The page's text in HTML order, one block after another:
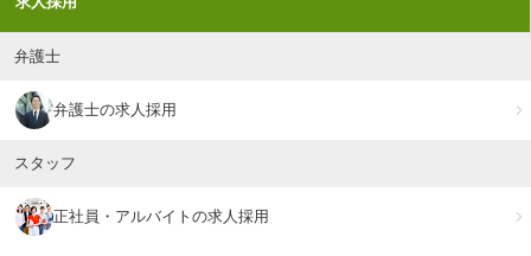
弁護士
弁護士の求人採用
スタッフ
正社員・アルバイトの求人採用